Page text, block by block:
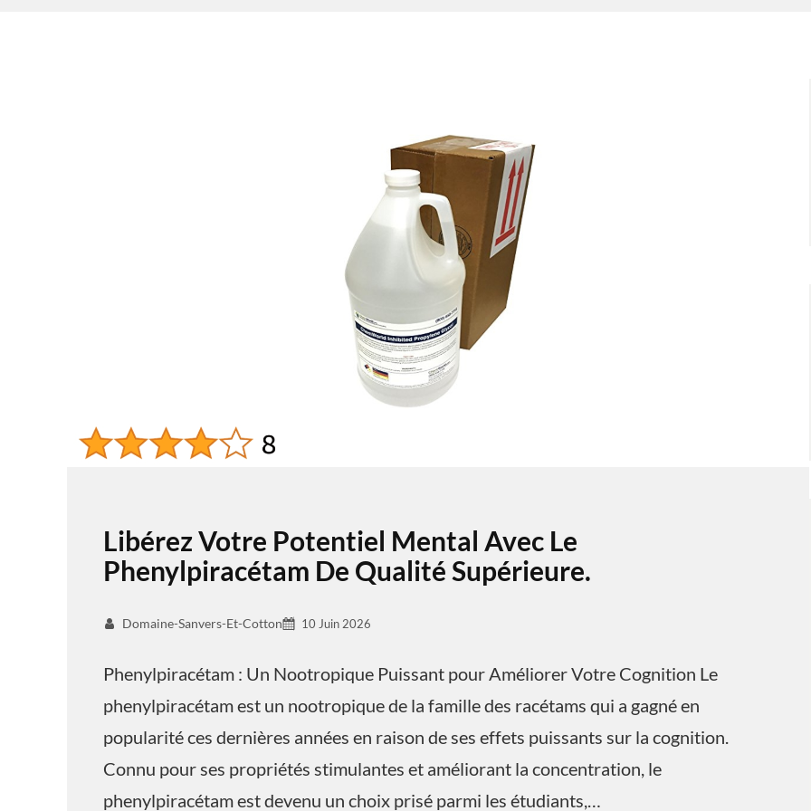
Libérez Votre Potentiel Mental Avec Le
Phenylpiracétam De Qualité Supérieure.
Domaine-Sanvers-Et-Cotton 10 Juin 2026
Phenylpiracétam : Un Nootropique Puissant pour Améliorer Votre Cognition Le
phenylpiracétam est un nootropique de la famille des racétams qui a gagné en
popularité ces dernières années en raison de ses effets puissants sur la cognition.
Connu pour ses propriétés stimulantes et améliorant la concentration, le
phenylpiracétam est devenu un choix prisé parmi les étudiants,…